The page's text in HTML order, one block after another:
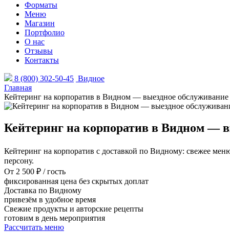
Форматы
Меню
Магазин
Портфолио
О нас
Отзывы
Контакты
8 (800) 302-50-45 Видное
Главная
Кейтеринг на корпоратив в Видном — выездное
Кейтеринг на корпоратив в Видном —
Кейтеринг на корпоратив с доставкой по Видному: свежее
персону.
От 2 500 ₽ / гость
фиксированная цена без скрытых доплат
Доставка по Видному
привезём в удобное время
Свежие продукты и авторские рецепты
готовим в день мероприятия
Рассчитать меню